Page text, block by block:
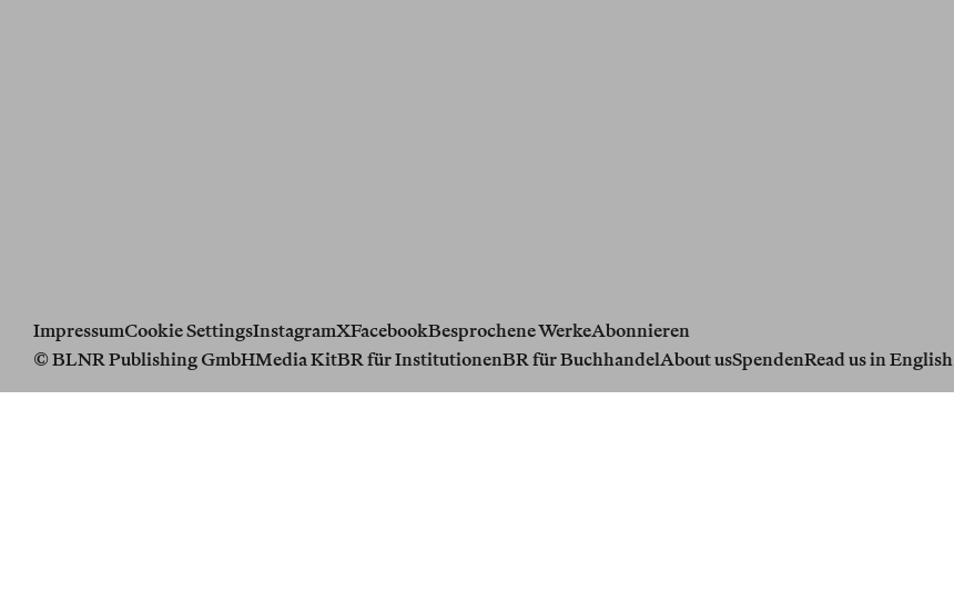
ImpressumCookie SettingsInstagramXFacebookBesprochene WerkeAbonnieren
© BLNR Publishing GmbHMedia KitBR für InstitutionenBR für BuchhandelAbout usSpendenRead us in English